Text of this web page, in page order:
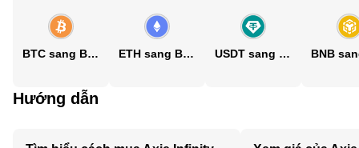
BTC sang BWP ETH sang BWP USDT sang BWP
Hướng dẫn